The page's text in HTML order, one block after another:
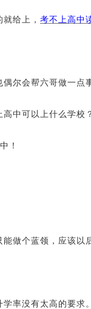
给上， 考不上高中
尔会帮六哥做一点
中可以上什么学校
！
做个蓝领，应该以
率没有太高的要求。